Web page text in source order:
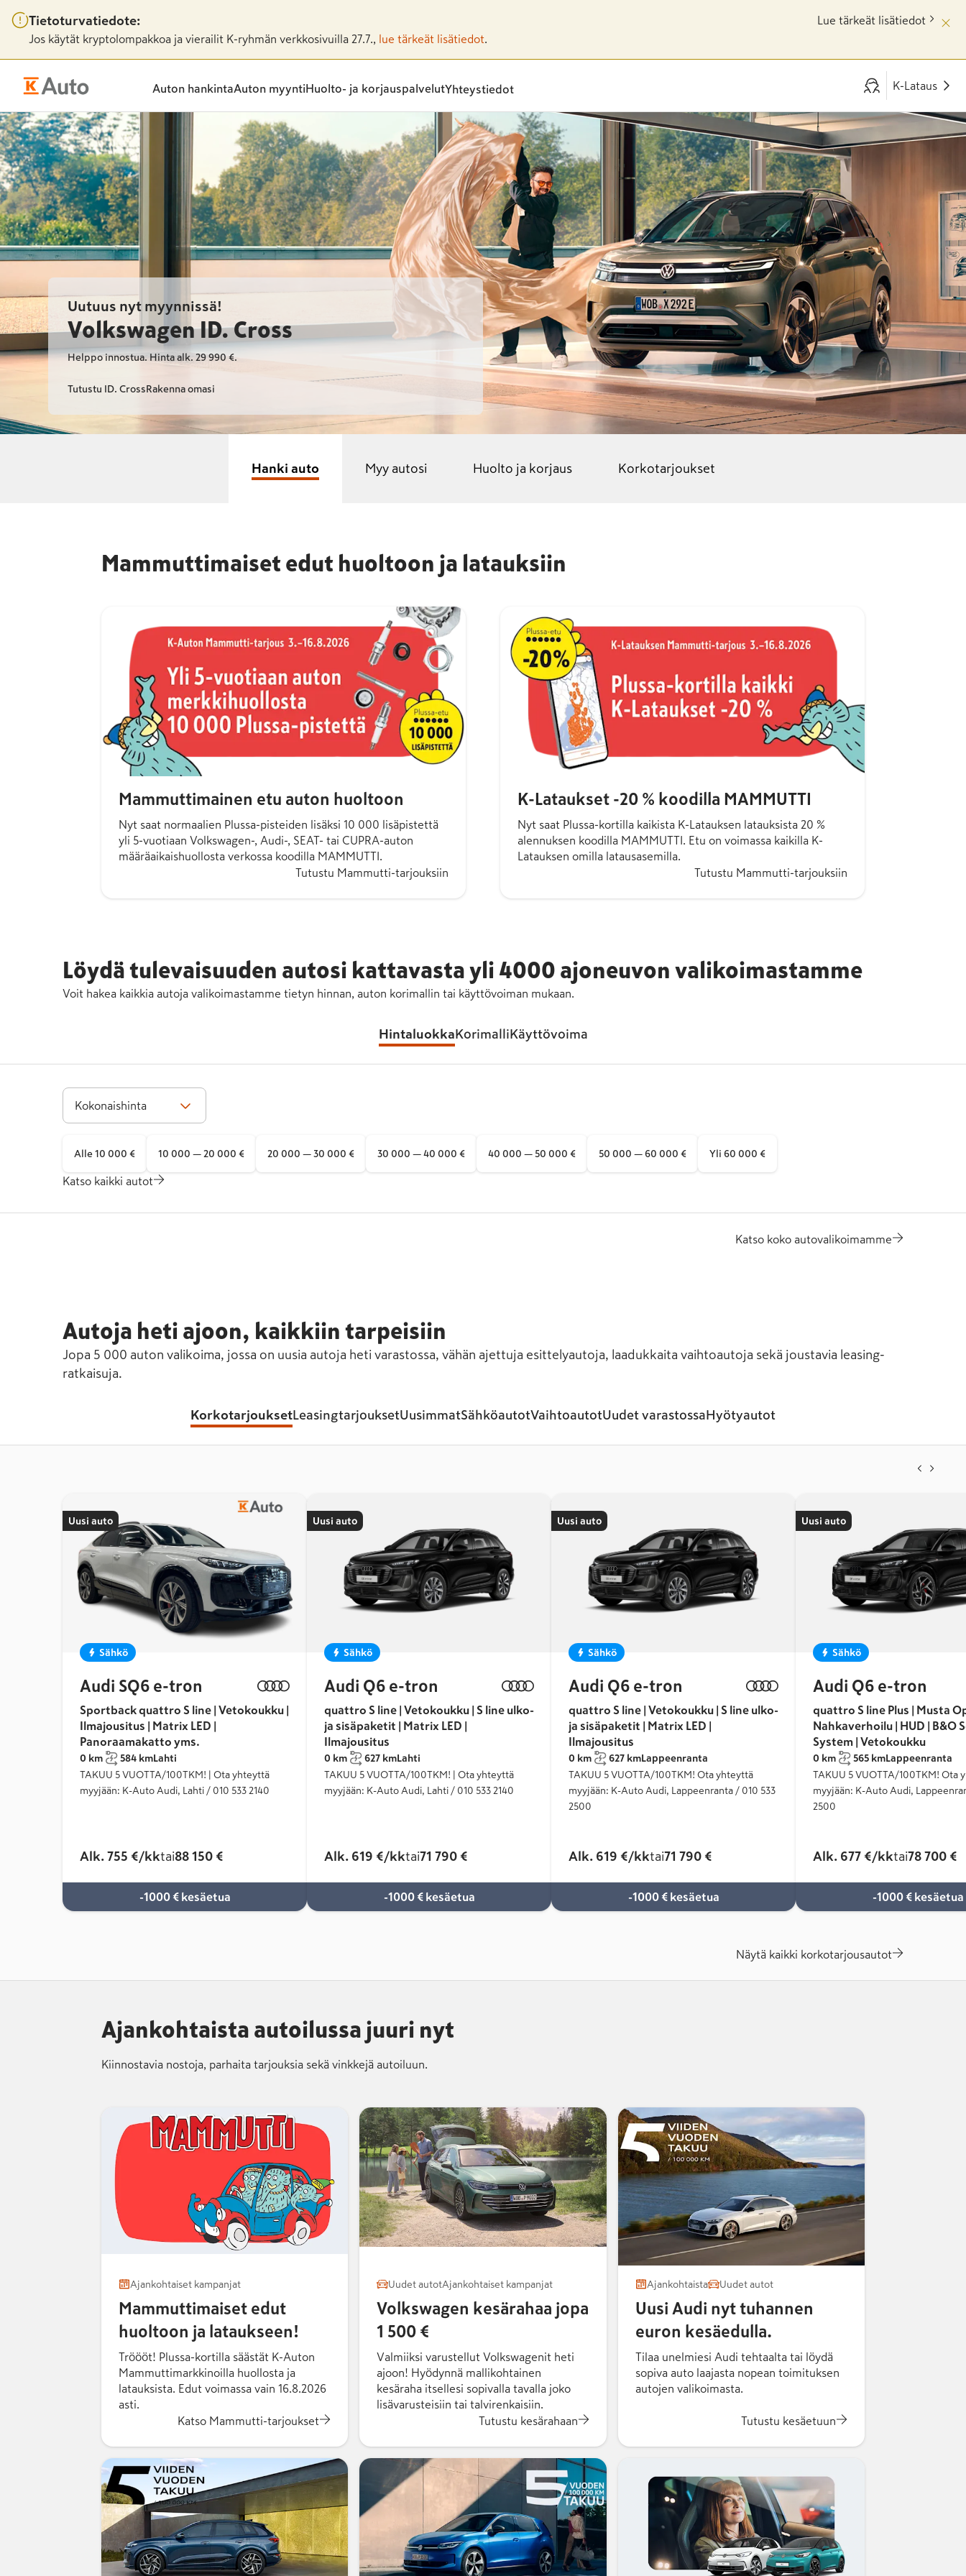
Tietoturvatiedote:
Jos käytät kryptolompakkoa ja vierailit K-ryhmän verkkosivuilla 27.7., lue tärkeät lisätiedot
Lue tärkeät lisätiedot
Auton hankintaAuton myynti Huolto- ja korjauspalvelutYhteystiedot K-Lataus
Uutuus nyt myynnissä!
Volkswagen ID. Cross
Helppo innostua. Hinta alk. 29 990 €.
Tutustu ID. Cross Rakenna omasi
Hanki auto Myy autosi Huolto ja korjaus Korko­tarjoukset
Mammuttimaiset edut huoltoon ja latauksiin
Mammuttimainen etu auton huoltoon
Nyt saat normaalien Plussa-pisteiden lisäksi 10 000 lisä­pistettä
yli 5-vuotiaan Volkswagen-, Audi-, SEAT- tai CUPRA-auton
määrä­aikais­huollosta verkossa koodilla MAMMUTTI.
Tutustu Mammutti-tarjouksiin
K-Lataukset -20 % koodilla MAMMUTTI
Nyt saat Plussa-kortilla kaikista K-Latauksen latauksista 20 %
alennuksen koodilla MAMMUTTI. Etu on voimassa kaikilla K-
Latauksen omilla lataus­asemilla.
Tutustu Mammutti-tarjouksiin
Löydä tulevaisuuden autosi kattavasta yli 4000 ajoneuvon valikoimastamme
Voit hakea kaikkia autoja valikoimastamme tietyn hinnan, auton korimallin tai käyttövoiman mukaan.
Hintaluokka Korimalli Käyttövoima
Kokonaishinta
Alle 10 000 € 10 000 — 20 000 € 20 000 — 30 000 € 30 000 — 40 000 € 40 000 — 50 000 € 50 000 — 60 000 € Yli 60 000 €
Katso kaikki autot
Katso koko autovalikoimamme
Autoja heti ajoon, kaikkiin tarpeisiin
Jopa 5 000 auton valikoima, jossa on uusia autoja heti varastossa, vähän ajettuja esittelyautoja, laadukkaita vaihtoautoja sekä joustavia leasing-
ratkaisuja.
KorkotarjouksetLeasingtarjouksetUusimmatSähköautotVaihtoautotUudet varastossa Hyötyautot
Uusi auto
Sähkö
Audi SQ6 e-tron
Sportback quattro S line | Vetokoukku |
Ilmajousitus | Matrix LED |
Panoraamakatto yms.
0 km 584 km Lahti
TAKUU 5 VUOTTA/100TKM! | Ota yhteyttä
myyjään: K-Auto Audi, Lahti / 010 533 2140
Alk. 755 €/kktai88 150 €
-1000 € kesäetua
Uusi auto
Sähkö
Audi Q6 e-tron
quattro S line | Vetokoukku | S line ulko-
ja sisäpaketit | Matrix LED |
Ilmajousitus
0 km 627 km Lahti
TAKUU 5 VUOTTA/100TKM! | Ota yhteyttä
myyjään: K-Auto Audi, Lahti / 010 533 2140
Alk. 619 €/kktai71 790 €
-1000 € kesäetua
Uusi auto
Sähkö
Audi Q6 e-tron
quattro S line | Vetokoukku | S line ulko-
ja sisäpaketit | Matrix LED |
Ilmajousitus
0 km 627 km Lappeenranta
TAKUU 5 VUOTTA/100TKM! Ota yhteyttä
myyjään: K-Auto Audi, Lappeenranta / 010 533
2500
Alk. 619 €/kktai71 790 €
-1000 € kesäetua
Uusi auto
Sähkö
Audi Q6 e-tron
quattro S line Plus | Musta
Nahkaverhoilu | HUD | B&O
System | Vetokoukku
0 km 565 km Lappeenranta
TAKUU 5 VUOTTA/100TKM! Ota
myyjään: K-Auto Audi,
2500
Alk. 677 €/kktai78 700 €
-1000 € kesäetua
Näytä kaikki korkotarjousautot
Ajankohtaista autoilussa juuri nyt
Kiinnostavia nostoja, parhaita tarjouksia sekä vinkkejä autoiluun.
Ajankohtaiset kampanjat
Mammuttimaiset edut
huoltoon ja lataukseen!
Tröööt! Plussa-kortilla säästät K-Auton
Mammuttimarkkinoilla huollosta ja
latauksista. Edut voimassa vain 16.8.2026
asti.
Katso Mammutti-tarjoukset
Uudet autotAjankohtaiset kampanjat
Volkswagen kesärahaa jopa
1 500 €
Valmiiksi varustellut Volkswagenit heti
ajoon! Hyödynnä mallikohtainen
kesäraha itsellesi sopivalla tavalla joko
lisävarusteisiin tai talvirenkaisiin.
Tutustu kesärahaan
Ajankohtaista Uudet autot
Uusi Audi nyt tuhannen
euron kesäedulla.
Tilaa unelmiesi Audi tehtaalta tai löydä
sopiva auto laajasta nopean toimituksen
autojen valikoimasta.
Tutustu kesäetuun